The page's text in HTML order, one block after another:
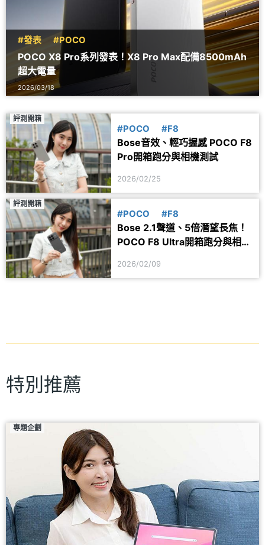
#發表 #POCO
POCO X8 Pro系列發表！X8 Pro Max配備8500mAh
超大電量
2026/03/18
評測開箱
#POCO #F8
Bose音效、輕巧握感 POCO F8
Pro開箱跑分與相機測試
2026/02/25
評測開箱
#POCO #F8
Bose 2.1聲道、5倍潛望長焦！
POCO F8 Ultra開箱跑分與相機
2026/02/09
特別推薦
專題企劃